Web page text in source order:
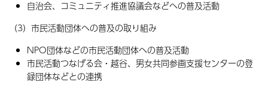
自治会、コミュニティ推進協議会などへの普及活動
（3）市民活動団体への普及の取り組み
NPO団体などの市民活動団体への普及活動
市民活動つなげる会・越谷、男女共同参画支援センターの登
録団体などとの連携